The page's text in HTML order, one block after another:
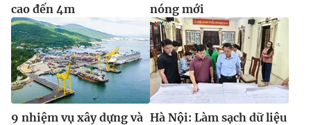
cao đến 4m
nóng mới
9 nhiệm vụ xây dựng và Hà Nội: Làm sạch dữ liệu